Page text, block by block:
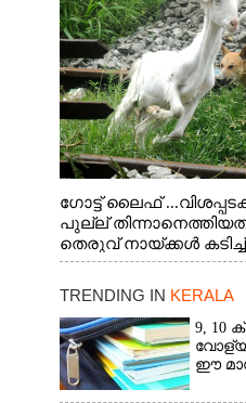
ഗോട്ട് ലൈഫ്
പുല്ല്
തെരുവ് നായ്ക്കൾ കടിച്ച്
വന്നതോടെ വയറിന്റെ
വാത്തുരുത്തിയിൽ
TRENDING IN KERALA
9, 10
ഈ